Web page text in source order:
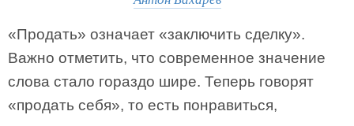
«Продать» означает «заключить сделку».
Важно отметить, что современное значение
слова стало гораздо шире. Теперь говорят
«продать себя», то есть понравиться,